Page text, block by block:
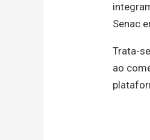
Senac
Trata-
ao